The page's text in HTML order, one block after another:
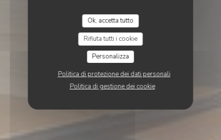
Ok, accetta tutto
Rifiuta tutti i cookie
Personalizza
Politica di protezione dei dati personali
Politica di gestione dei cookie